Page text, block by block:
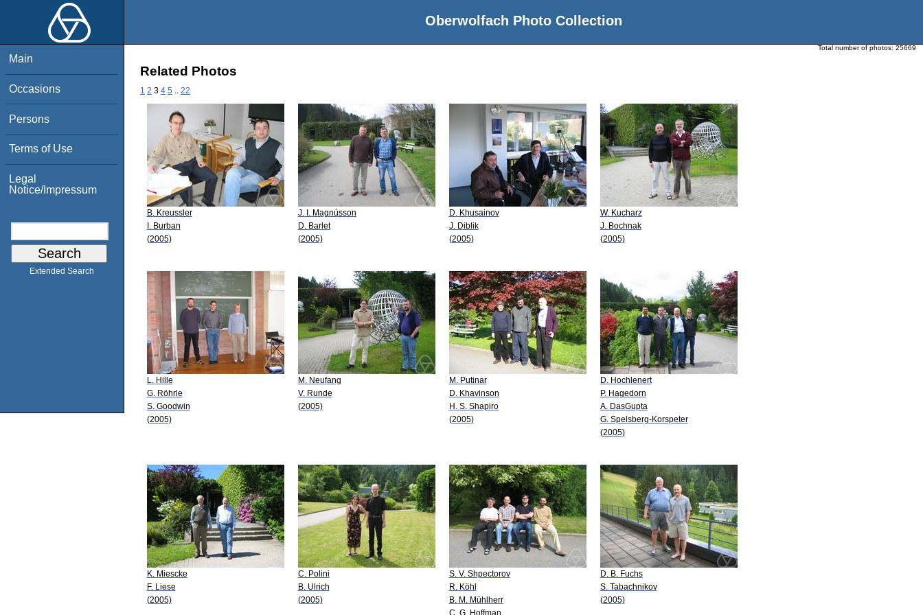
Oberwolfach Photo Collection
Main
Occasions
Persons
Terms of Use
Legal
Notice/Impressum
Extended Search
Total number of photos: 25669
Related Photos
1 2 3 4 5 22
B. Kreussler
I. Burban
(2005)
J. I. Magnússon
D. Barlet
(2005)
D. Khusainov
J. Diblik
(2005)
W. Kucharz
J. Bochnak
(2005)
L. Hille
G. Röhrle
S. Goodwin
(2005)
M. Neufang
V. Runde
(2005)
M. Putinar
D. Khavinson
H. S. Shapiro
(2005)
D. Hochlenert
P. Hagedorn
A. DasGupta
G. Spelsberg-Korspeter
(2005)
K. Miescke
F. Liese
(2005)
C. Polini
B. Ulrich
(2005)
S. V. Shpectorov
R. Köhl
B. M. Mühlherr
C. G. Hoffman
D. B. Fuchs
S. Tabachnikov
(2005)